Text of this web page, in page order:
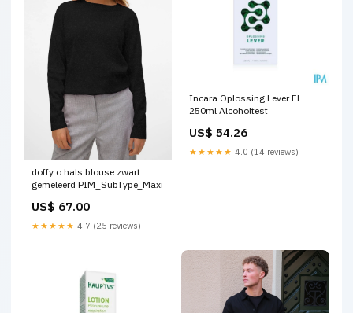
doffy o hals blouse zwart
gemeleerd PIM_SubType_Maxi
US$ 67.00
★★★★★ 4.7 (25 reviews)
Incara Oplossing Lever Fl
250ml Alcoholtest
US$ 54.26
★★★★★ 4.0 (14 reviews)